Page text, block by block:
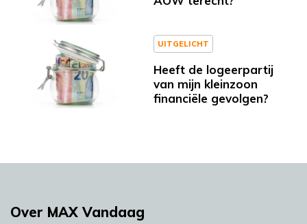
UITGELICHT
Heeft de logeerpartij
van mijn kleinzoon
financiële gevolgen?
Over MAX Vandaag